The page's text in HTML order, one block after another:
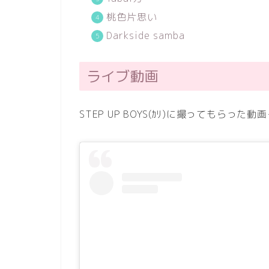
桃色片思い
Darkside samba
ライブ動画
STEP UP BOYS(ｶﾘ)に撮ってもらった動